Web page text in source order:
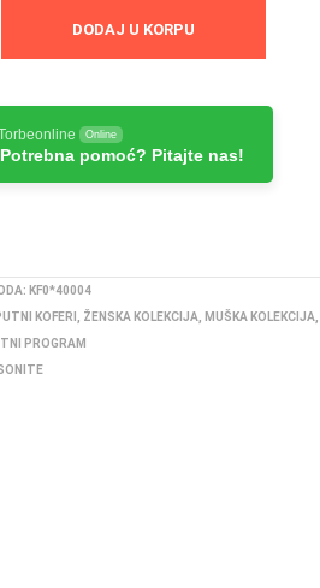
DODAJ U KORPU
Online
Potrebna pomoć? Pitajte nas!
KF0*40004
KOFERI ŽENSKA KOLEKCIJA MUŠKA KOLEKCIJA
PROGRAM